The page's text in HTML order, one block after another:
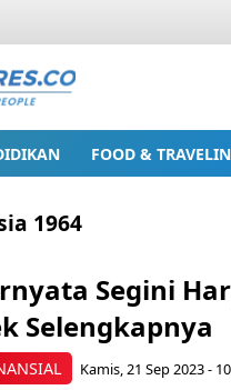
FOOD &
1964
Segini
Selengkapnya
Kamis, 21 Sep 2023 -